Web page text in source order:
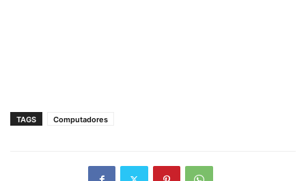
TAGS Computadores